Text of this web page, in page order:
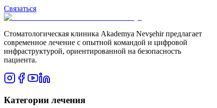
Связаться
Стоматологическая клиника Akademya Nevşehir предлагает
современное лечение с опытной командой и цифровой
инфраструктурой, ориентированной на безопасность
пациента.
Категории лечения